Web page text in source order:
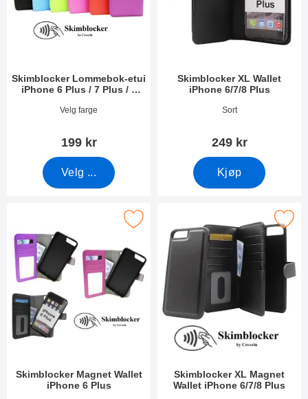
Skimblocker Lommebok-etui
iPhone 6 Plus / 7 Plus / 8
Varenummer 33850
Velg farge
199 kr
Velg ...
Skimblocker XL Wallet
iPhone 6/7/8 Plus
Varenummer 36955
Sort
249 kr
Kjøp
Skimblocker Magnet Wallet
iPhone 6 Plus
skimblocker Magnet Wallet iPhone 6 Plus som favoritt
Skimblocker XL Magnet
Wallet iPhone 6/7/8 Plus
Merk skimblocker XL Magnet Wallet